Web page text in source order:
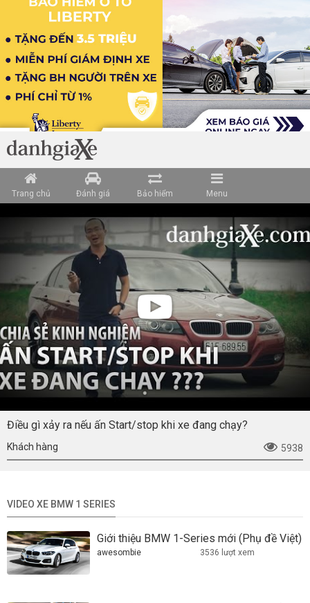
Trang chủ Đánh giá Bảo hiểm Menu
Điều gì xảy ra nếu ấn Start/stop khi xe đang chạy?
Khách hàng 5938
VIDEO XE BMW 1 SERIES
Giới thiệu BMW 1-Series mới (Phụ đề Việt)
awesombie 3536 lượt xem